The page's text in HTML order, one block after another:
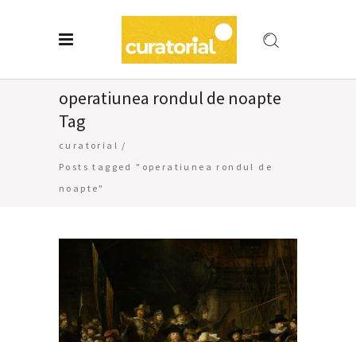
operatiunea rondul de noapte
Tag
curatorial /
Posts tagged "operatiunea rondul de
noapte"